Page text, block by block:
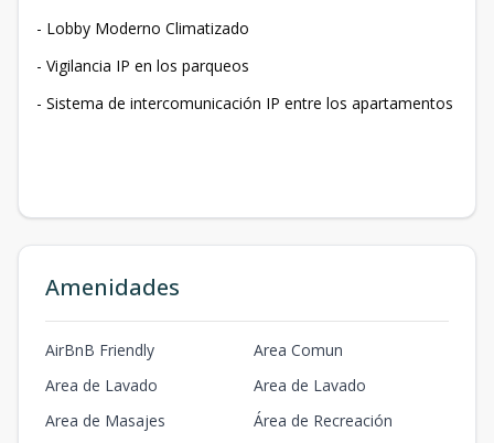
- Lobby Moderno Climatizado
- Vigilancia IP en los parqueos
- Sistema de intercomunicación IP entre los apartamentos
Amenidades
AirBnB Friendly
Area Comun
Area de Lavado
Area de Lavado
Area de Masajes
Área de Recreación